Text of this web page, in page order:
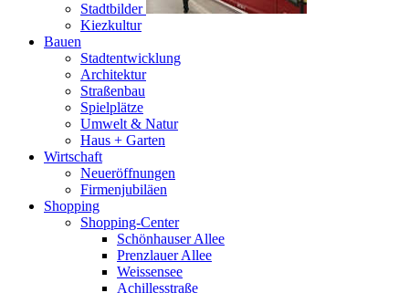
Stadtbilder
Kiezkultur
Bauen
Stadtentwicklung
Architektur
Straßenbau
Spielplätze
Umwelt & Natur
Haus + Garten
Wirtschaft
Neueröffnungen
Firmenjubiläen
Shopping
Shopping-Center
Schönhauser Allee
Prenzlauer Allee
Weissensee
Achillesstraße